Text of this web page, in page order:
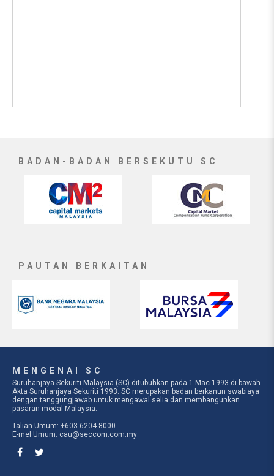
BADAN-BADAN BERSEKUTU SC
PAUTAN BERKAITAN
MENGENAI SC
Suruhanjaya Sekuriti Malaysia (SC) ditubuhkan pada 1 Mac 1993 di bawah
Akta Suruhanjaya Sekuriti 1993. SC merupakan badan berkanun swabiaya
dengan tanggungjawab untuk mengawal selia dan membangunkan
pasaran modal Malaysia.
Talian Umum: +603-6204 8000
E-mel Umum: cau@seccom.com.my